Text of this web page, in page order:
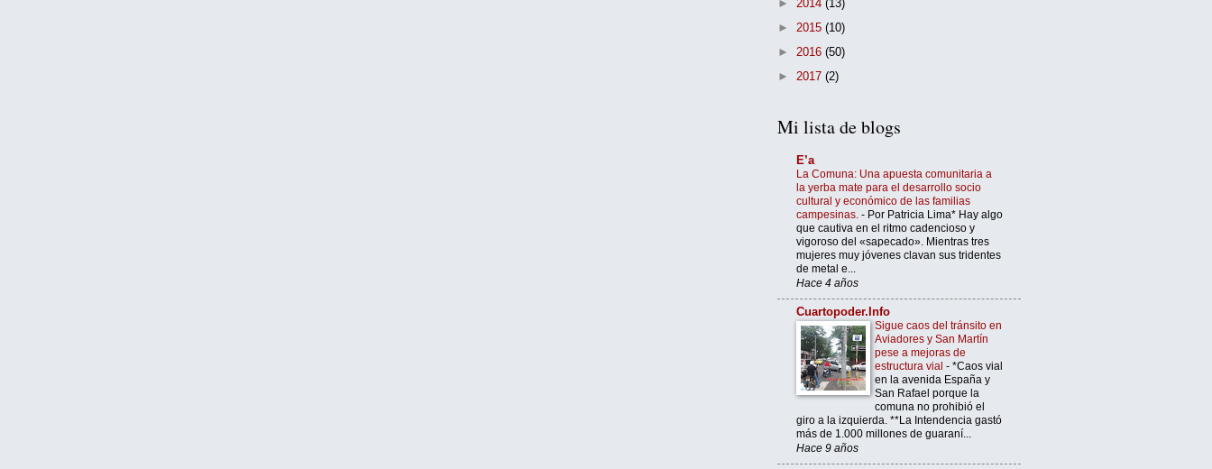
► 2014 (13)
► 2015 (10)
► 2016 (50)
► 2017 (2)
Mi lista de blogs
E’a
La Comuna: Una apuesta comunitaria a
la yerba mate para el desarrollo socio
cultural y económico de las familias
campesinas. - Por Patricia Lima* Hay algo
que cautiva en el ritmo cadencioso y
vigoroso del «sapecado». Mientras tres
mujeres muy jóvenes clavan sus tridentes
de metal e...
Hace 4 años
Cuartopoder.Info
Sigue caos del tránsito en
Aviadores y San Martín
pese a mejoras de
estructura vial - *Caos vial
en la avenida España y
San Rafael porque la
comuna no prohibió el
giro a la izquierda. **La Intendencia gastó
más de 1.000 millones de guaraní...
Hace 9 años